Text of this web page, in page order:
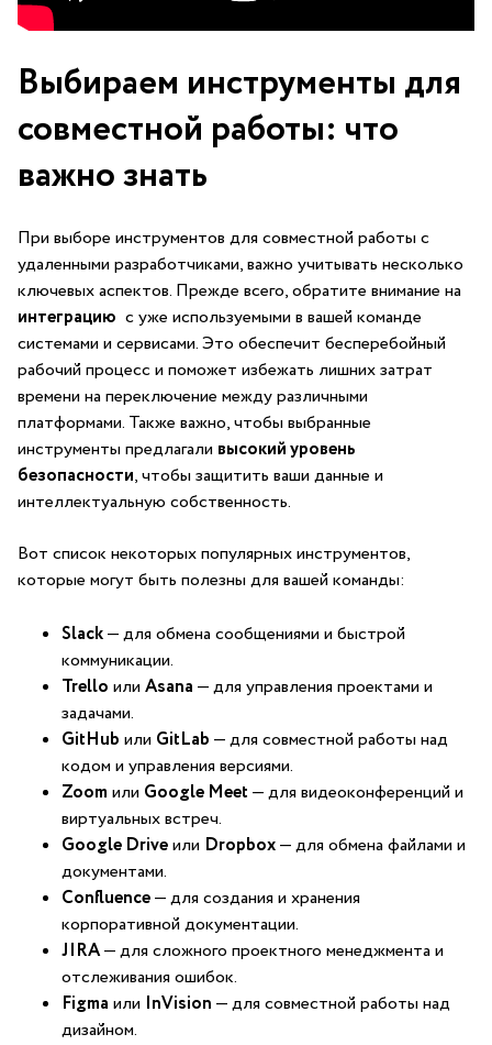
Выбираем инструменты для
совместной работы: что
важно​ знать
При выборе инструментов для совместной ⁤работы с
удаленными разработчиками, важно учитывать несколько
ключевых аспектов. Прежде всего, обратите внимание на
интеграцию ‌ с уже используемыми в вашей команде
системами и сервисами. Это обеспечит бесперебойный
рабочий процесс и поможет избежать лишних затрат
времени на переключение между‍ различными
платформами. Также важно, чтобы выбранные
инструменты предлагали высокий уровень
безопасности, чтобы защитить ваши данные⁣ и
интеллектуальную собственность.
Вот список некоторых⁣ популярных ⁢инструментов,
которые могут быть​ полезны для‍ вашей команды:
Slack— для обмена сообщениями и быстрой
коммуникации.
Trello ⁤или Asana — ​для управления проектами и
задачами.
GitHub ⁣или GitLab — для совместной работы над
кодом и управления версиями.
Zoom или Google⁣ Meet — для ⁤видеоконференций и
виртуальных встреч.
Google ‍Driveили Dropbox— для обмена файлами и
документами.
Confluence— для создания и хранения
корпоративной документации.
JIRA— ⁣для сложного проектного менеджмента и
отслеживания ошибок.
Figma или InVision — для совместной работы над
дизайном.